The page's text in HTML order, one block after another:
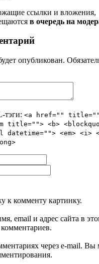
ссылки и вложения,
в очередь на
опубликован.
тэги: <a href=""
title=""> <b>
datetime=""> <em> <i>
к комменту картинку.
email и адрес сайта в
через e-mail. Вы